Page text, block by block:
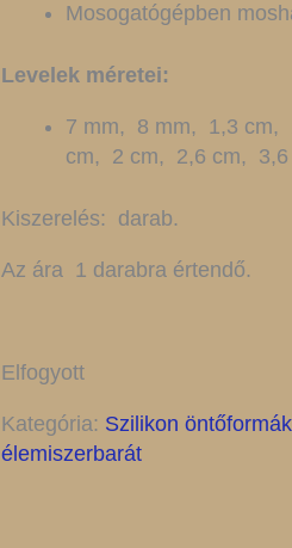
Mosogatógépben
Levelek méretei:
7 mm, 8 mm, 1,3 cm,
cm, 2 cm, 2,6 cm, 3,6
Kiszerelés: darab.
Az ára 1 darabra értendő.
Elfogyott
Kategória: Szilikon
élemiszerbarát